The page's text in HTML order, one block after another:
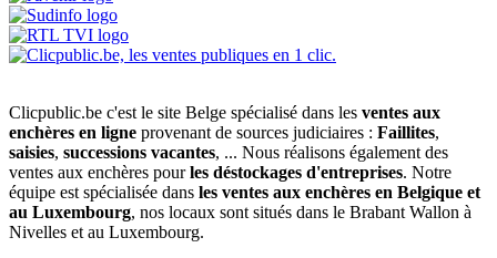
Clicpublic.be c'est le site Belge spécialisé dans les ventes aux
enchères en ligne provenant de sources judiciaires : Faillites,
saisies, successions vacantes, ... Nous réalisons également des
ventes aux enchères pourles déstockages d'entreprises. Notre
équipe est spécialisée dans les ventes aux enchères en Belgique et
au Luxembourg, nos locaux sont situés dans le Brabant Wallon à
Nivelles et au Luxembourg.